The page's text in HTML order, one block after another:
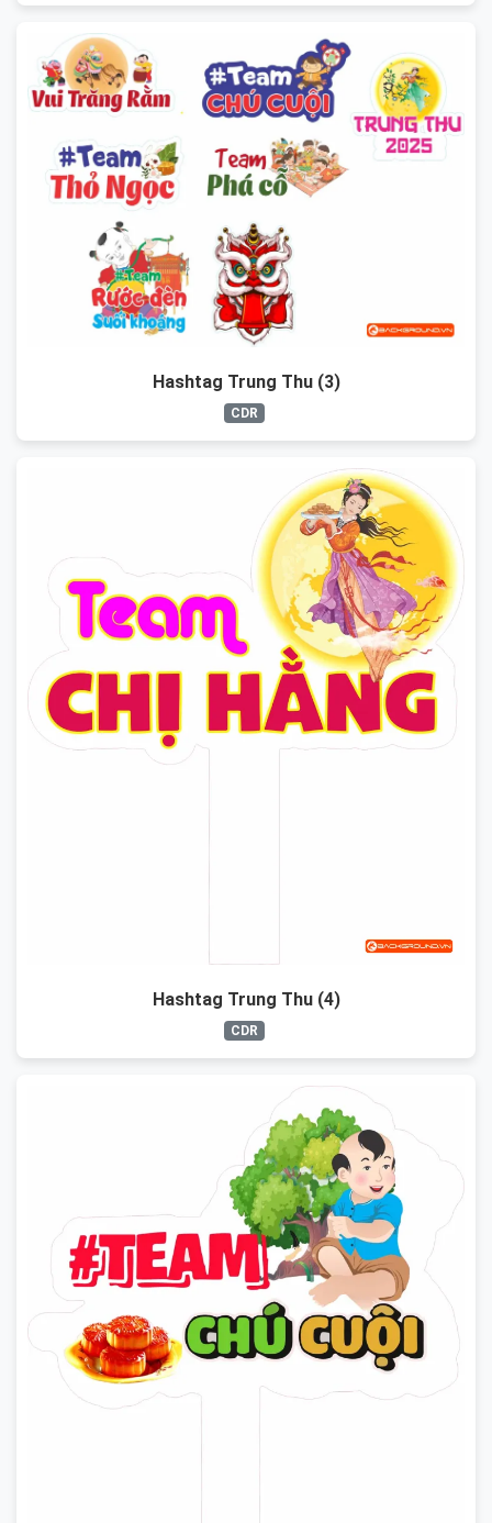
Hashtag Trung Thu (3)
CDR
Hashtag Trung Thu (4)
CDR